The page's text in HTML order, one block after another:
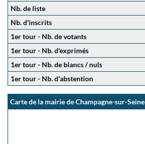
Nb. de liste
Nb. d'inscrits
1er tour - Nb. de votants
1er tour - Nb. d'exprimés
1er tour - Nb. de blancs / nuls
1er tour - Nb. d'abstention
Carte de la mairie de Champagne-sur-Seine